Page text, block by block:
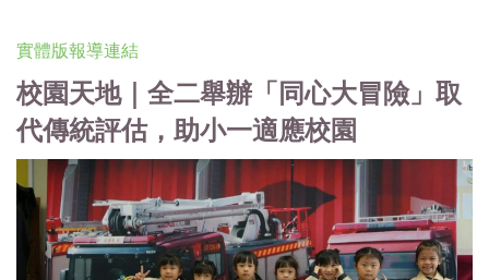
實體版報導連結
校園天地｜全二舉辦「同心大冒險」取
代傳統評估，助小一適應校園